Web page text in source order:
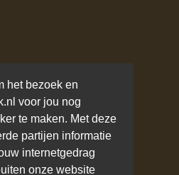
het bezoek en
voor jou nog
te maken. Met deze
partijen informatie
internetgedrag
onze website